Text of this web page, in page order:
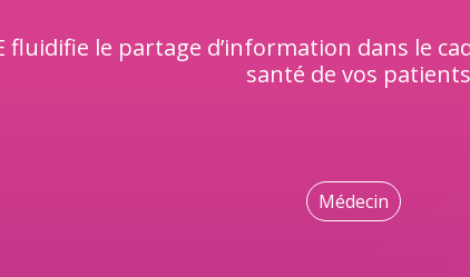
fluidifie le partage d’information dans le
santé de vos patients
Médecin